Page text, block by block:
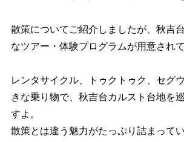
散策についてご紹介しましたが、秋吉
なツアー・体験プログラムが用意されて
レンタサイクル、トゥクトゥク、セグ
きな乗り物で、秋吉台カルスト台地を
すよ。
散策とは違う魅力がたっぷり詰まってい